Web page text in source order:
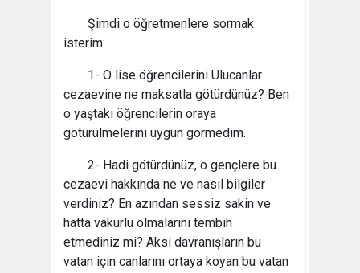
Şimdi o öğretmenlere sormak
isterim:
1- O lise öğrencilerini Ulucanlar
cezaevine ne maksatla götürdünüz? Ben
o yaştaki öğrencilerin oraya
götürülmelerini uygun görmedim.
2- Hadi götürdünüz, o gençlere bu
cezaevi hakkında ne ve nasıl bilgiler
verdiniz? En azından sessiz sakin ve
hatta vakurlu olmalarını tembih
etmediniz mi? Aksi davranışların bu
vatan için canlarını ortaya koyan bu vatan